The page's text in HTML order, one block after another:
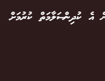
އެ ކުދިން ސަލާމަތް ކުރުމަށް